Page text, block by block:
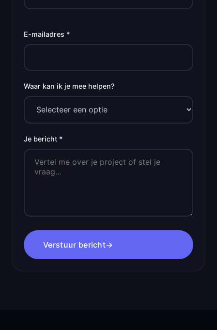
E-mailadres *
Waar kan ik je mee helpen?
Je bericht *
Verstuur bericht→